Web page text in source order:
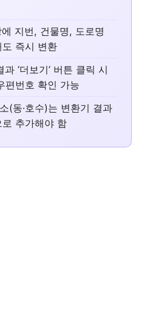
지번, 건물명, 도로명
즉시 변환
과 ‘더보기’ 버튼 클릭 시
편번호 확인 가능
(동·호수)는 변환기 결과
추가해야 함